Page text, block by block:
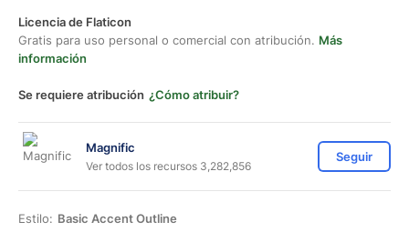
Licencia de Flaticon
Gratis para uso personal o comercial con atribución. Más
información
Se requiere atribución ¿Cómo atribuir?
Magnific
Ver todos los recursos 3,282,856
Seguir
Estilo: Basic Accent Outline